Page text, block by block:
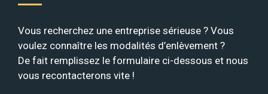
Vous recherchez une entreprise sérieuse ? Vous
voulez connaître les modalités d’enlèvement ?
De fait remplissez le formulaire ci-dessous et nous
vous recontacterons vite !